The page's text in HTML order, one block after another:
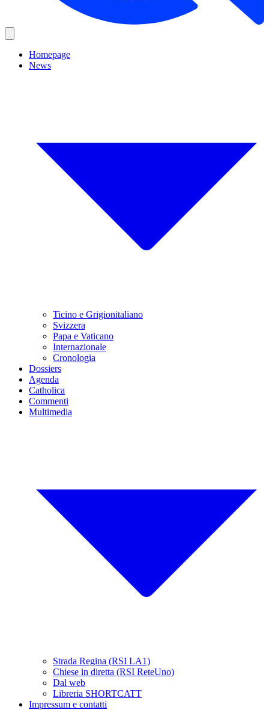
Homepage
News
Ticino e Grigionitaliano
Svizzera
Papa e Vaticano
Internazionale
Cronologia
Dossiers
Agenda
Catholica
Commenti
Multimedia
Strada Regina (RSI LA1)
Chiese in diretta (RSI ReteUno)
Dal web
Libreria SHORTCATT
Impressum e contatti